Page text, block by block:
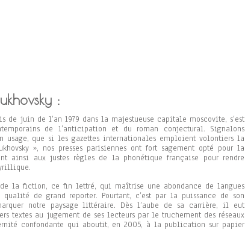
:
juin de l’an 1979 dans la majestueuse capitale moscovite, s’est
de l’anticipation et du roman conjectural. Signalons
usage, que si les gazettes internationales emploient volontiers la
», nos presses parisiennes ont fort sagement opté pour la
ainsi aux justes règles de la phonétique française pour rendre
la fiction, ce fin lettré, qui maîtrise une abondance de langues
de grand reporter. Pourtant, c’est par la puissance de son
notre paysage littéraire. Dès l’aube de sa carrière, il eut
textes au jugement de ses lecteurs par le truchement des réseaux
confondante qui aboutit, en 2005, à la publication sur papier